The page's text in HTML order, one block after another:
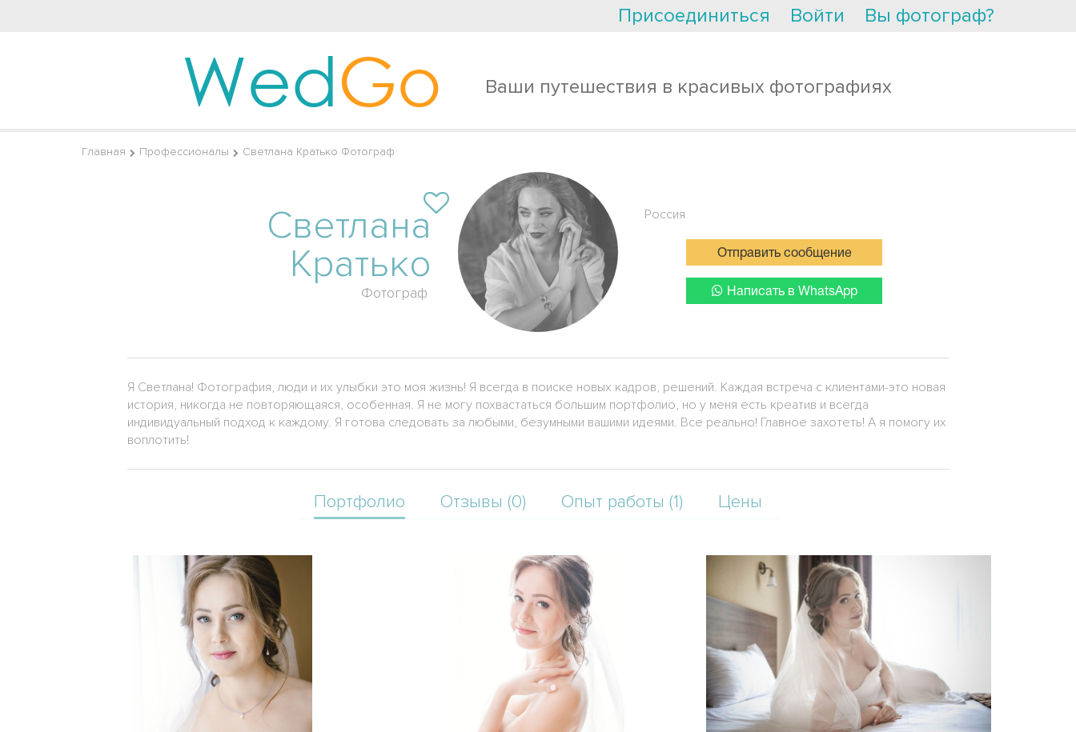
Присоединиться Войти Вы фотограф?
WedGo Ваши путешествия в красивых фотографиях
Главная Профессионалы Светлана Кратько Фотограф
Светлана
Кратько
Фотограф
Россия
Отправить сообщение
Написать в WhatsApp
Я Светлана! Фотография, люди и их улыбки это моя жизнь! Я всегда в поиске новых кадров, решений. Каждая встреча с клиентами-это новая
история, никогда не повторяющаяся, особенная. Я не могу похвастаться большим портфолио, но у меня есть креатив и всегда
индивидуальный подход к каждому. Я готова следовать за любыми, безумными вашими идеями. Все реально! Главное захотеть! А я помогу их
воплотить!
Портфолио Отзывы (0) Опыт работы (1) Цены